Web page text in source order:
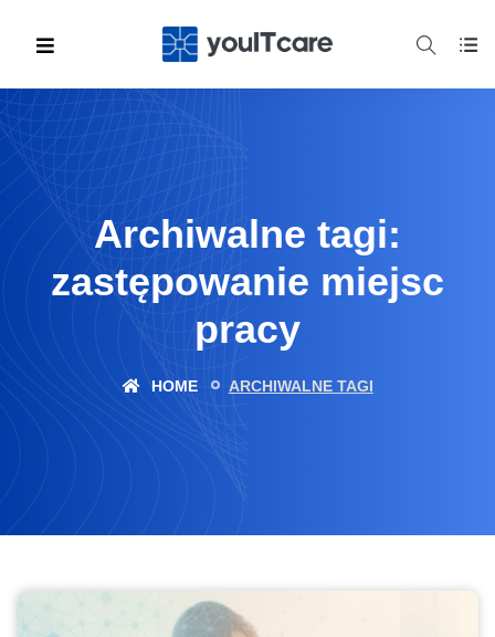
Archiwalne tagi:
zastępowanie miejsc
pracy
HOME ARCHIWALNE TAGI